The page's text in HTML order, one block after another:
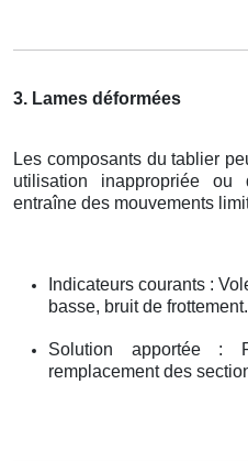
3. Lames déformées
Les composants du tablier
utilisation inappropriée ou
entraîne des mouvements
Indicateurs courants :
basse, bruit de frottement.
Solution apportée :
remplacement des